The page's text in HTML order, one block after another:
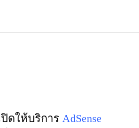
ดให้บริการ AdSense